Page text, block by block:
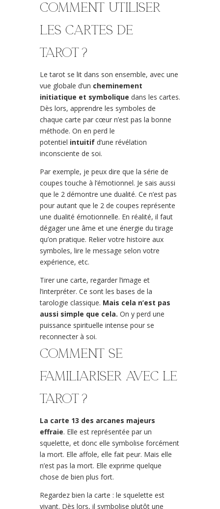
comment utiliser
les cartes de
tarot ?
Le tarot se lit dans son ensemble, avec une
vue globale d’un cheminement
initiatique et symbolique dans les cartes.
Dès lors, apprendre les symboles de
chaque carte par cœur n’est pas la bonne
méthode. On en perd le
potentiel intuitif d’une révélation
inconsciente de soi.
Par exemple, je peux dire que la série de
coupes touche à l’émotionnel. Je sais aussi
que le 2 démontre une dualité. Ce n’est pas
pour autant que le 2 de coupes représente
une dualité émotionnelle. En réalité, il faut
dégager une âme et une énergie du tirage
qu’on pratique. Relier votre histoire aux
symboles, lire le message selon votre
expérience, etc.
Tirer une carte, regarder l’image et
l’interpréter. Ce sont les bases de la
tarologie classique. Mais cela n’est pas
aussi simple que cela. On y perd une
puissance spirituelle intense pour se
reconnecter à soi.
Comment se
familiariser avec le
tarot ?
La carte 13 des arcanes majeurs
effraie. Elle est représentée par un
squelette, et donc elle symbolise forcément
la mort. Elle affole, elle fait peur. Mais elle
n’est pas la mort. Elle exprime quelque
chose de bien plus fort.
Regardez bien la carte : le squelette est
vivant. Dès lors, il symbolise plutôt une